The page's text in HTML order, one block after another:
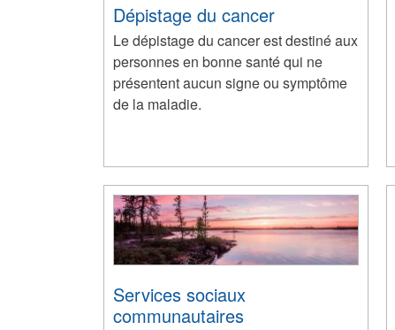
Dépistage du cancer
Le dépistage du cancer est destiné aux
personnes en bonne santé qui ne
présentent aucun signe ou symptôme
de la maladie.
Services sociaux
communautaires